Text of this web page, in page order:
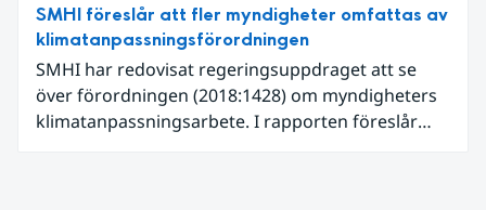
SMHI föreslår att fler myndigheter omfattas av
klimatanpassningsförordningen
SMHI har redovisat regeringsuppdraget att se
över förordningen (2018:1428) om myndigheters
klimatanpassningsarbete. I rapporten föreslår